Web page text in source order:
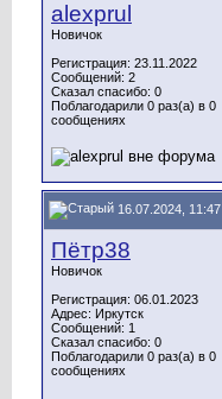
alexprul
Новичок
Регистрация: 23.11.2022
Сообщений: 2
Сказал спасибо: 0
Поблагодарили 0 раз(а) в 0
сообщениях
16.07.2024, 11:47
Пётр38
Новичок
Регистрация: 06.01.2023
Адрес: Иркутск
Сообщений: 1
Сказал спасибо: 0
Поблагодарили 0 раз(а) в 0
сообщениях